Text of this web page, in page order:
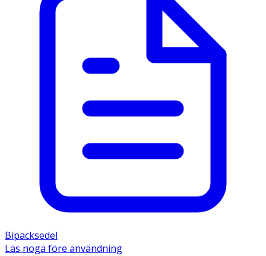
Bipacksedel
Läs noga före användning